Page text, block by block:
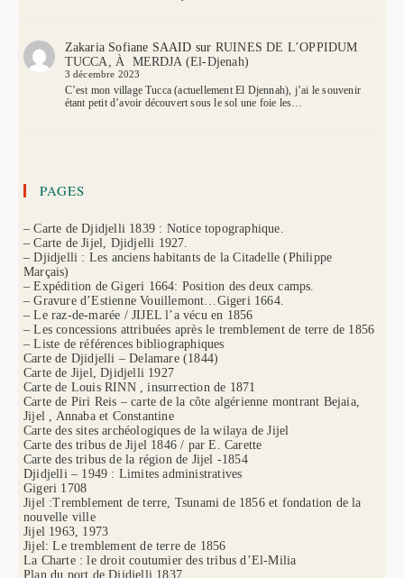
Zakaria Sofiane SAAID sur RUINES DE L’OPPIDUM
TUCCA, À MERDJA (El-Djenah)
3 décembre 2023
C’est mon village Tucca (actuellement El Djennah), j’ai le souvenir
étant petit d’avoir découvert sous le sol une foie les…
PAGES
– Carte de Djidjelli 1839 : Notice topographique.
– Carte de Jijel, Djidjelli 1927.
– Djidjelli : Les anciens habitants de la Citadelle (Philippe
Marçais)
– Expédition de Gigeri 1664: Position des deux camps.
– Gravure d’Estienne Vouillemont…Gigeri 1664.
– Le raz-de-marée / JIJEL l’a vécu en 1856
– Les concessions attribuées après le tremblement de terre de 1856
– Liste de références bibliographiques
Carte de Djidjelli – Delamare (1844)
Carte de Jijel, Djidjelli 1927
Carte de Louis RINN , insurrection de 1871
Carte de Piri Reis – carte de la côte algérienne montrant Bejaia,
Jijel , Annaba et Constantine
Carte des sites archéologiques de la wilaya de Jijel
Carte des tribus de Jijel 1846 / par E. Carette
Carte des tribus de la région de Jijel -1854
Djidjelli – 1949 : Limites administratives
Gigeri 1708
Jijel :Tremblement de terre, Tsunami de 1856 et fondation de la
nouvelle ville
Jijel 1963, 1973
Jijel: Le tremblement de terre de 1856
La Charte : le droit coutumier des tribus d’El-Milia
Plan du port de Djidjelli 1837